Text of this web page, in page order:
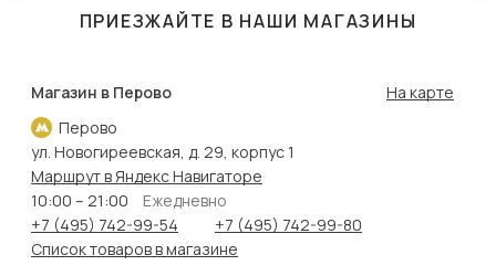
ПРИЕЗЖАЙТЕ В НАШИ МАГАЗИНЫ
Магазин в Перово
Перово
На карте
ул. Новогиреевская, д. 29, корпус 1
Маршрут в Яндекс Навигаторе
10:00 – 21:00
Ежедневно
+7 (495) 742-99-54
+7 (495) 742-99-80
Список товаров в магазине